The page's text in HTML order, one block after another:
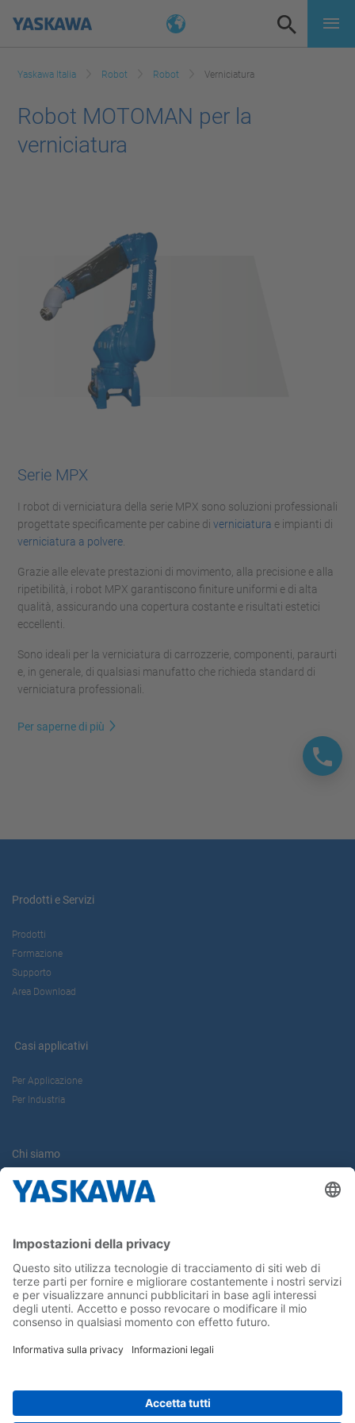
Yaskawa Italia Robot Robot Verniciatura
Robot MOTOMAN per la
verniciatura
Serie MPX
I robot di verniciatura della serie MPX sono soluzioni professionali
progettate specificamente per cabine di verniciatura e impianti di
verniciatura a polvere
Grazie alle elevate prestazioni di movimento, alla precisione e alla
ripetibilità, i robot MPX garantiscono finiture uniformi e di alta
qualità, assicurando una copertura costante e risultati estetici
eccellenti.
Sono ideali per la verniciatura di carrozzerie, componenti, paraurti
e, in generale, di qualsiasi manufatto che richieda standard di
verniciatura professionali.
Per saperne di più
Prodotti e Servizi
Prodotti
Formazione
Supporto
Area Download
Casi applicativi
Per Applicazione
Per Industria
Chi siamo
Yaskawa Europe Gmbh
Conferma la tua presenza in Yaskawa
Seguici su...